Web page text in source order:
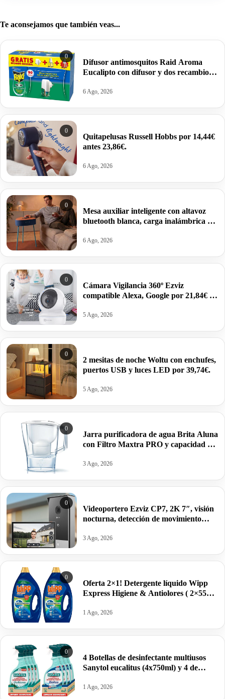
Te aconsejamos que también veas...
0
Difusor antimosquitos Raid Aroma
Eucalipto con difusor y dos recambios
6 Ago, 2026
0
Quitapelusas Russell Hobbs por 14,44€
antes 23,86€.
6 Ago, 2026
0
Mesa auxiliar inteligente con altavoz
bluetooth blanca, carga inalámbrica y
6 Ago, 2026
0
Cámara Vigilancia 360º Ezviz
compatible Alexa, Google por 21,84€ y
5 Ago, 2026
0
2 mesitas de noche Woltu con enchufes,
puertos USB y luces LED por 39,74€.
5 Ago, 2026
0
Jarra purificadora de agua Brita Aluna
con Filtro Maxtra PRO y capacidad de
3 Ago, 2026
0
Videoportero Ezviz CP7, 2K 7″, visión
nocturna, detección de movimiento
3 Ago, 2026
0
Oferta 2×1! Detergente líquido Wipp
Express Higiene & Antiolores ( 2×55
1 Ago, 2026
0
4 Botellas de desinfectante multiusos
Sanytol eucalitus (4x750ml) y 4 de
1 Ago, 2026